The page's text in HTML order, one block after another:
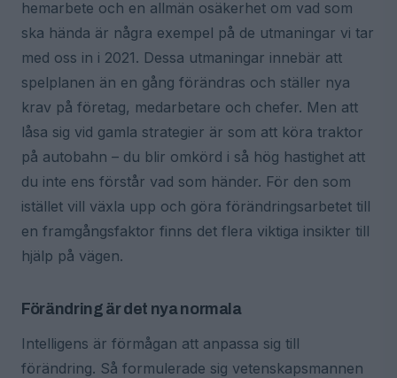
hemarbete och en allmän osäkerhet om vad som
ska hända är några exempel på de utmaningar vi tar
med oss in i 2021. Dessa utmaningar innebär att
spelplanen än en gång förändras och ställer nya
krav på företag, medarbetare och chefer. Men att
låsa sig vid gamla strategier är som att köra traktor
på autobahn – du blir omkörd i så hög hastighet att
du inte ens förstår vad som händer. För den som
istället vill växla upp och göra förändringsarbetet till
en framgångsfaktor finns det flera viktiga insikter till
hjälp på vägen.
Förändring är det nya normala
Intelligens är förmågan att anpassa sig till
förändring. Så formulerade sig vetenskapsmannen